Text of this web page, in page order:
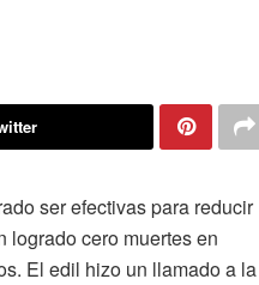
ser efectivas para reducir
logrado cero muertes en
El edil hizo un llamado a la